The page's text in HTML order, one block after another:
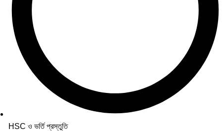
HSC ও ভর্তি প্রস্তুতি